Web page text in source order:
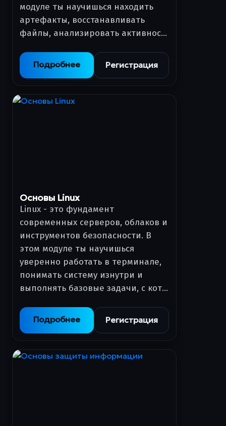
модуле ты научишься находить
артефакты, восстанавливать
файлы, анализировать активнос…
Подробнее Регистрация
Основы Linux
Linux - это фундамент
современных серверов, облаков и
инструментов безопасности. В
этом модуле ты научишься
уверенно работать в терминале,
понимать систему изнутри и
выполнять базовые задачи, с кот…
Подробнее Регистрация